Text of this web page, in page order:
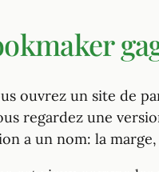
ouvrez un site de
regardez une
a un nom: la